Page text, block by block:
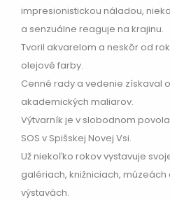
impresionistickou náladou,
a senzuálne reaguje na krajinu.
Tvoril akvarelom a neskôr od
olejové farby.
Cenné rady a vedenie získaval
akademických maliarov.
Výtvarník je v slobodnom
SOS v Spišskej Novej Vsi.
Už niekoľko rokov vystavuje
galériach, knižniciach, múzeách
výstavách.